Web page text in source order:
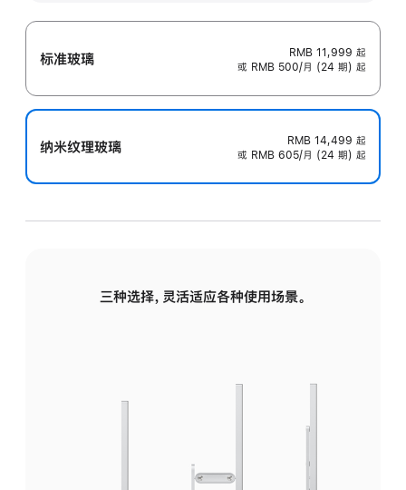
标准玻璃 RMB 11,999 起
或 RMB 500/月 (24 期) 起
纳米纹理玻璃 RMB 14,499 起
或 RMB 605/月 (24 期) 起
三种选择，灵活适应各种使用场景。